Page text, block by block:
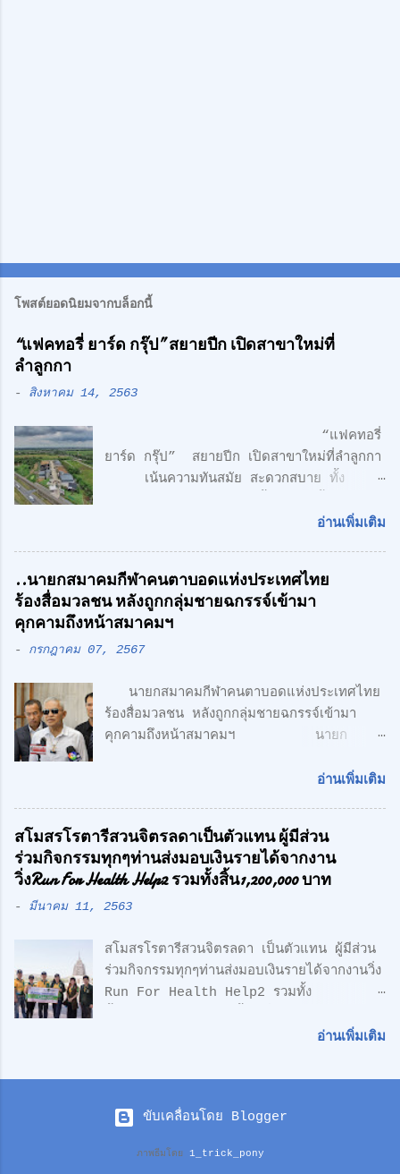
โพสต์ยอดนิยมจากบล็อกนี้
“แฟคทอรี่ ยาร์ด กรุ๊ป” สยายปีก เปิดสาขาใหม่ที่
ลำลูกกา
- สิงหาคม 14, 2563
“แฟคทอรี่
ยาร์ด กรุ๊ป” สยายปีก เปิดสาขาใหม่ที่ลำลูกกา
เน้นความทันสมัย สะดวกสบาย ทั้ง
สไตล์ Modern Loft แฟคทอรี่ ยาร์ด กรุ๊ป
ศักดิ์สิทธิ์ คูณรัตนศิริ และชุติพนธ์ กิตติเกษม
ศักดิ์ เปิดตัวสาชาเพิ่มที่ลำลูกกา เน้นความทัน
สมัย สะดวกสบาย ทั้ง โรงงาน พร้อมออฟฟิศ 3
ชั้น + 1 ชั้นลอย สไตล์ Modern Loft โดย
นาที จากรถไฟฟ้า สายสีเขียว ด้าน CONCEPT
ของโครงการ "Simplicity is the
Ultimate Sophistication" -
ความเรียบง่าย คือ สูงสุดแห่งสุนทรียภาพ เรา
Design วัสดุทุกชิ้น ถูกเลือกอย่างตั้งใจ เพื่อ
ความลงตัว และมีระดับ " สำหรับโครงการนี้
ตั้งอยู่บน ถนนเลียบทางด่วนวงแหวนรอบนอก
(ลำลูกกา) สุดยอดทำเลแห่งอนา...
อ่านเพิ่มเติม
..นายกสมาคมกีฬาคนตาบอดแห่งประเทศไทย
ร้องสื่อมวลชน หลังถูกกลุ่มชายฉกรรจ์เข้ามา
คุกคามถึงหน้าสมาคมฯ
- กรกฎาคม 07, 2567
นายกสมาคมกีฬาคนตาบอดแห่งประเทศไทย
ร้องสื่อมวลชน หลังถูกกลุ่มชายฉกรรจ์เข้ามา
คุกคามถึงหน้าสมาคมฯ นายก
สื่อมวลชน หลังถูกกลุ่มชายฉกรรจ์เข้ามาคุกคาม
ตาบอด เดินทางไปยื่นหนังสือถึงนายเศรษฐา ทวี
สิน นายกรัฐมนตรี เรียกร้องขอความเป็นธรรม
และให้ตรวจสอบการฮุบโควตาสลากกินแบ่ง
รัฐบาล จำนวน 2,647 เล่ม ของนักกีฬาคน
สมาชิกรับสลากฯกับ สมาชิกสามัญของสมาคม
กีฬาคนตาบอดแห่งประเทศไทย ตามที่มีการเสนอ
ข่าวไปก่อนหน้านี้ ล่าสุด นายอำนวย กลิ่นอยู่
พร้อมด้วย นายกองตรีดร.สุธน จิตร์มั่น
ประธานที่ปรึกษาสมาคมฯ และพลโท ถาวร ไทย
เยี่ยมชมการแจกจ่ายสลากกินแบ่งรัฐบาล ของ
งวดวันที่ 16 กรกฎาคม 2567 ให้กับสมาชิกผู้
อ่านเพิ่มเติม
สโมสรโรตารีสวนจิตรลดาเป็นตัวแทน ผู้มีส่วน
ร่วมกิจกรรมทุกๆท่านส่งมอบเงินรายได้จากงาน
วิ่งRun For Health Help2 รวมทั้งสิ้น1,200,000 บาท
- มีนาคม 11, 2563
สโมสรโรตารีสวนจิตรลดา เป็นตัวแทน ผู้มีส่วน
ร่วมกิจกรรมทุกๆท่านส่งมอบเงินรายได้จากงานวิ่ง
Run For Health Help2 รวมทั้ง
รพ.สมเด็จพระบรมราชเทวีฯหน่วยงานทหารเรือ
ทีมจักรยานกู้ชีพ ดร.ศักดิ์ศิษฏ์ เจนกุลประสูตร
วันที่ 9 มีนาคมที่ผ่านมาได้เป็นตัวเเทนเดินทาง
อ่านเพิ่มเติม
ขับเคลื่อนโดย Blogger
ภาพธีมโดย 1_trick_pony